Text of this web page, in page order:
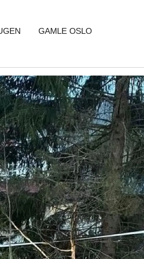
GAMLE OSLO